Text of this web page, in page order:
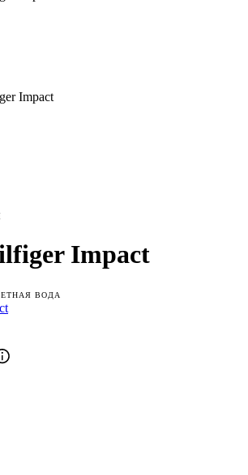
Impact
ВОДА